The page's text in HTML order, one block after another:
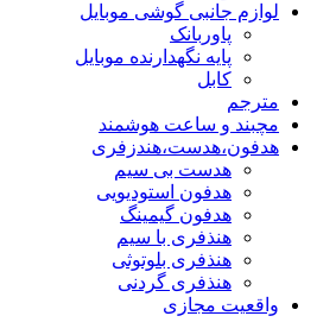
لوازم جانبی گوشی موبایل
پاوربانک
پایه نگهدارنده موبایل
کابل
مترجم
مچبند و ساعت هوشمند
هدفون،هدست،هندزفری
هدست بی سیم
هدفون استودیویی
هدفون گیمینگ
هنذفری با سیم
هنذفری بلوتوثی
هنذفری گردنی
واقعیت مجازی